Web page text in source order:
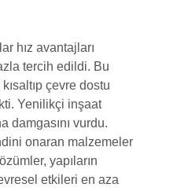
hız avantajları
tercih edildi. Bu
çevre dostu
Yenilikçi inşaat
damgasını vurdu.
onaran malzemeler
yapıların
etkileri en aza